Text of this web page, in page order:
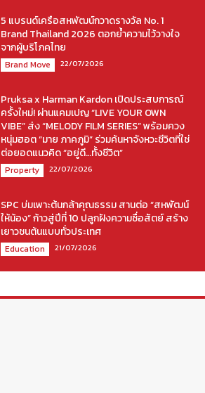
5 แบรนด์เครือสหพัฒน์กวาดรางวัล No. 1
Brand Thailand 2026 ตอกย้ำความไว้วางใจ
จากผู้บริโภคไทย
Brand Move 22/07/2026
Pruksa x Harman Kardon เปิดประสบการณ์
ครั้งใหม่! ผ่านแคมเปญ “LIVE YOUR OWN
VIBE” ส่ง “MELODY FILM SERIES” พร้อมควง
หนุ่มฮอต “มาย ภาคภูมิ” ร่วมค้นหาจังหวะชีวิตที่ใช่
ต่อยอดแนวคิด “อยู่ดี…ทั้งชีวิต”
Property 22/07/2026
SPC บ่มเพาะต้นกล้าคุณธรรม สานต่อ “สหพัฒน์
ให้น้อง” ก้าวสู่ปีที่ 10 ปลูกฝังความซื่อสัตย์ สร้าง
เยาวชนต้นแบบทั่วประเทศ
Education 21/07/2026